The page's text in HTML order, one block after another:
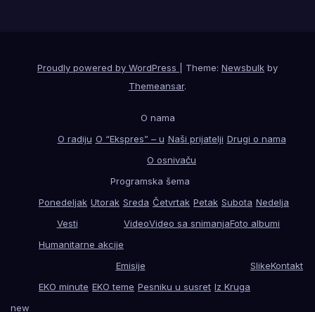
Proudly powered by WordPress Theme: Newsbulk by
Themeansar.
O nama
O radiju O “Ekspres” – u Naši prijatelji Drugi o nama
O osnivaču
Programska šema
Ponedeljak Utorak Sreda Četvrtak Petak Subota Nedelja
Vesti
Humanitarne akcije
VideoVideo sa snimanjaFoto albumi
Emisije
EKO minute EKO teme Pesniku u susret Iz Kruga
SlikeKontakt
new